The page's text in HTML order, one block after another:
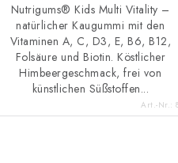
Nutrigums® Kids Multi Vitality –
natürlicher Kaugummi mit den
Vitaminen A, C, D3, E, B6, B12,
Folsäure und Biotin. Köstlicher
Himbeergeschmack, frei von
künstlichen Süßstoffen...
Art.-Nr.: